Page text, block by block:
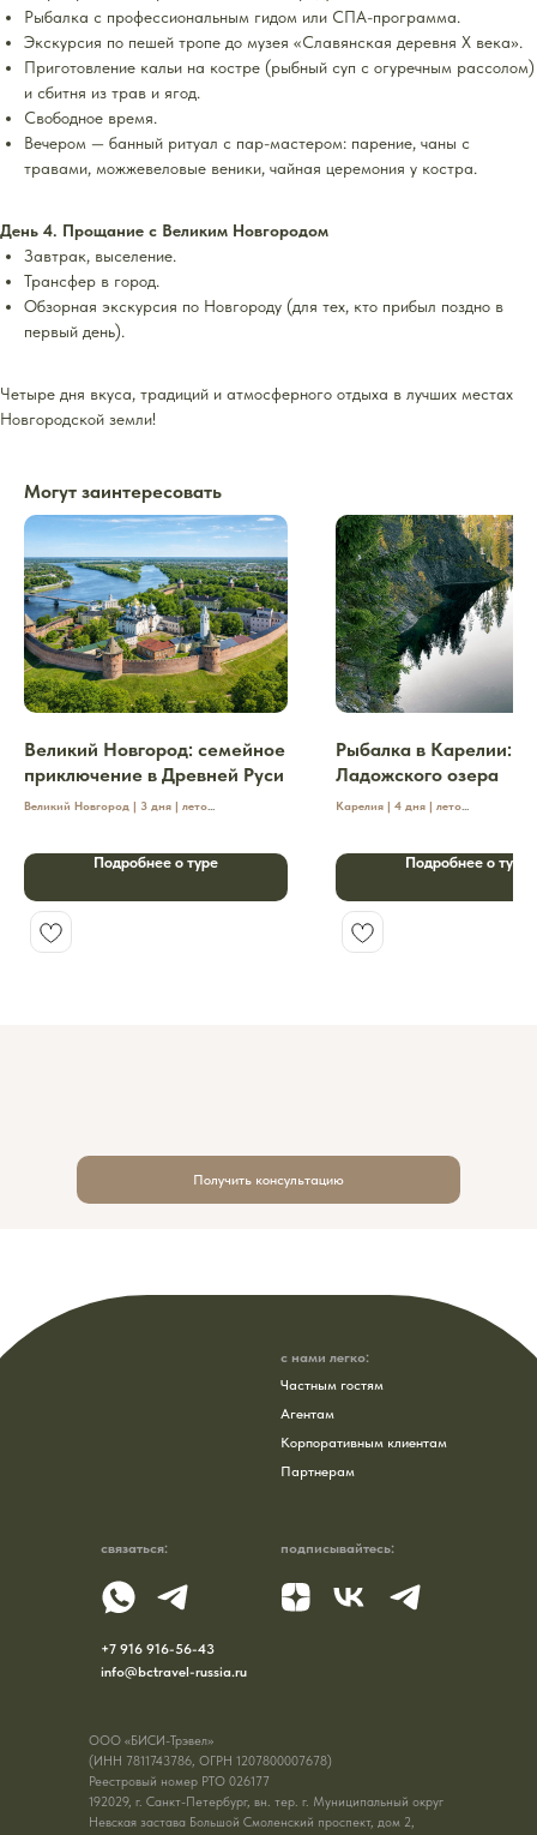
Рыбалка с профессиональным гидом или СПА-программа.
Экскурсия по пешей тропе до музея «Славянская деревня Х века».
Приготовление кальи на костре (рыбный суп с огуречным рассолом)
и сбитня из трав и ягод.
Свободное время.
Вечером — банный ритуал с пар-мастером: парение, чаны с
травами, можжевеловые веники, чайная церемония у костра.
День 4. Прощание с Великим Новгородом
Завтрак, выселение.
Трансфер в город.
Обзорная экскурсия по Новгороду (для тех, кто прибыл поздно в
первый день).
Четыре дня вкуса, традиций и атмосферного отдыха в лучших местах
Новгородской земли!
Могут заинтересовать
Великий Новгород: семейное
приключение в Древней Руси
Великий Новгород | 3 дня | лето
которым хочется не просто увидеть древние
Кремля, писать на бересте, заглянуть в
настоящую русскую избу и попробовать древние
ремёсла.
Подробнее о туре
Рыбалка в Карелии:
Ладожского озера
Карелия | 4 дня | лето
кто ценит спокойствие природы,
Подробнее о туре
Получить консультацию
ООО «БИСИ-Трэвел»
(ИНН 7811743786, ОГРН 1207800007678)
Реестровый номер РТО 026177
192029, г. Санкт-Петербург, вн. тер. г. Муниципальный округ
Невская застава Большой Смоленский проспект, дом 2,
с нами легко:
Частным гостям
Агентам
Корпоративным клиентам
Партнерам
+7 916 916-56-43
info@bctravel-russia.ru
связаться: подписывайтесь: